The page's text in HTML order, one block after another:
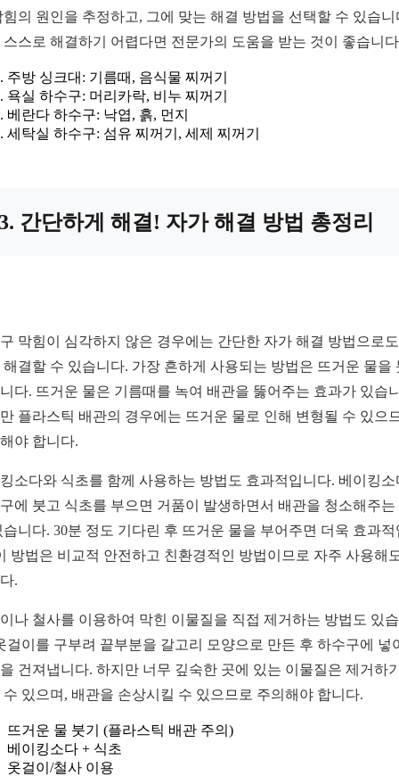
힘의 원인을 추정하고, 그에 맞는 해결 방법을 선택할 수 있습니
스스로 해결하기 어렵다면 전문가의 도움을 받는 것이 좋습니
주방 싱크대: 기름때, 음식물 찌꺼기
욕실 하수구: 머리카락, 비누 찌꺼기
베란다 하수구: 낙엽, 흙, 먼지
세탁실 하수구: 섬유 찌꺼기, 세제 찌꺼기
간단하게 해결! 자가 해결 방법 총정리
막힘이 심각하지 않은 경우에는 간단한 자가 해결 방법으로
해결할 수 있습니다. 가장 흔하게 사용되는 방법은 뜨거운 물을
다. 뜨거운 물은 기름때를 녹여 배관을 뚫어주는 효과가 있습
플라스틱 배관의 경우에는 뜨거운 물로 인해 변형될 수 있으
야 합니다.
소다와 식초를 함께 사용하는 방법도 효과적입니다. 베이킹소
에 붓고 식초를 부으면 거품이 발생하면서 배관을 청소해주는
습니다. 30분 정도 기다린 후 뜨거운 물을 부어주면 더욱 효과적
방법은 비교적 안전하고 친환경적인 방법이므로 자주 사용해
.
나 철사를 이용하여 막힌 이물질을 직접 제거하는 방법도 있
걸이를 구부려 끝부분을 갈고리 모양으로 만든 후 하수구에 넣
건져냅니다. 하지만 너무 깊숙한 곳에 있는 이물질은 제거하
수 있으며, 배관을 손상시킬 수 있으므로 주의해야 합니다.
뜨거운 물 붓기 (플라스틱 배관 주의)
베이킹소다 + 식초
옷걸이/철사 이용